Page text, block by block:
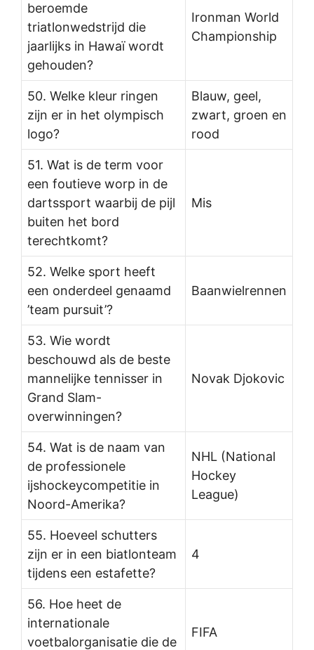
beroemde
triatlonwedstrijd die
jaarlijks in Hawaï wordt
gehouden?
Ironman World
Championship
50. Welke kleur ringen
zijn er in het olympisch
logo?
Blauw, geel,
zwart, groen en
rood
51. Wat is de term voor
een foutieve worp in de
dartssport waarbij de pijl
buiten het bord
terechtkomt?
Mis
52. Welke sport heeft
een onderdeel genaamd
’team pursuit’?
Baanwielrennen
53. Wie wordt
beschouwd als de beste
mannelijke tennisser in
Grand Slam-
overwinningen?
Novak Djokovic
54. Wat is de naam van
de professionele
ijshockeycompetitie in
Noord-Amerika?
NHL (National
Hockey
League)
55. Hoeveel schutters
zijn er in een biatlonteam
tijdens een estafette?
4
56. Hoe heet de
internationale
voetbalorganisatie die de
FIFA